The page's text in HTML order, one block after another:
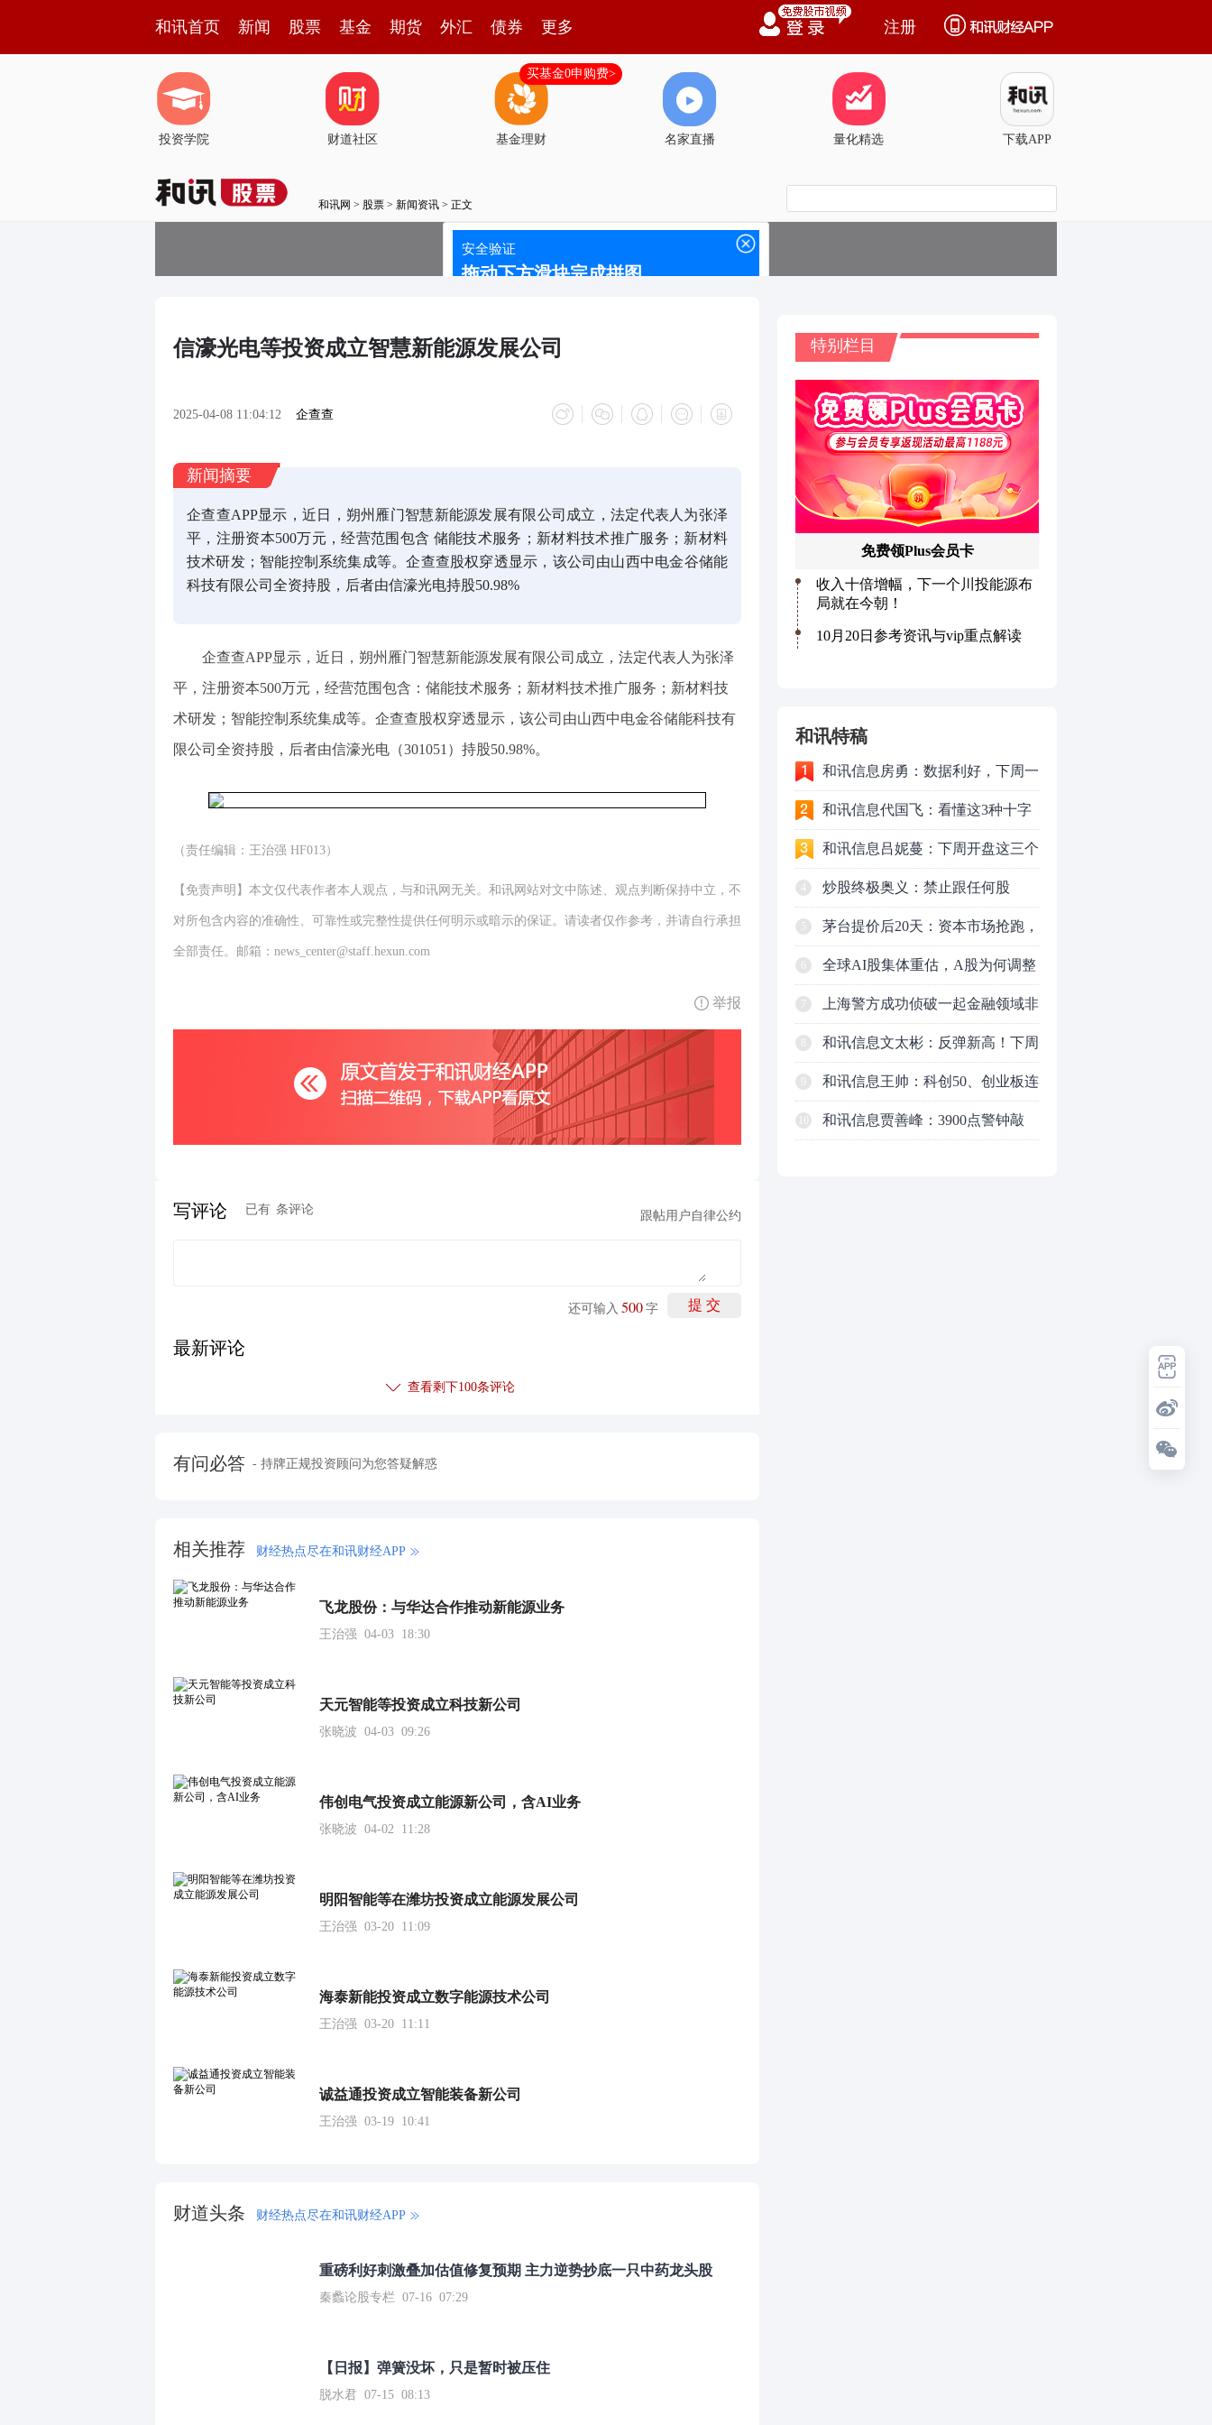
和讯首页 新闻 股票 基金 期货 外汇 债券 更多 注册
投资学院 财道社区 基金理财
买基金0申购费>
名家直播 量化精选 下载APP
和讯网 > 股票 > 新闻资讯 > 正文
信濠光电等投资成立智慧新能源发展公司
2025-04-08 11:04:12 企查查
新闻摘要
企查查APP显示，近日，朔州雁门智慧新能源发展有限公司成立，法定代表人为张泽
平，注册资本500万元，经营范围包含 储能技术服务；新材料技术推广服务；新材料
技术研发；智能控制系统集成等。企查查股权穿透显示，该公司由山西中电金谷储能
科技有限公司全资持股，后者由信濠光电持股50.98%
企查查APP显示，近日，朔州雁门智慧新能源发展有限公司成立，法定代表人为张泽
平，注册资本500万元，经营范围包含：储能技术服务；新材料技术推广服务；新材料技
术研发；智能控制系统集成等。企查查股权穿透显示，该公司由山西中电金谷储能科技有
限公司全资持股，后者由信濠光电（301051）持股50.98%。
（责任编辑：王治强 HF013）
【免责声明】本文仅代表作者本人观点，与和讯网无关。和讯网站对文中陈述、观点判断保持中立，不
对所包含内容的准确性、可靠性或完整性提供任何明示或暗示的保证。请读者仅作参考，并请自行承担
全部责任。邮箱：news_center@staff.hexun.com
举报
写评论 已有 条评论 跟帖用户自律公约
提 交
还可输入 500 字
最新评论
查看剩下100条评论
有问必答 - 持牌正规投资顾问为您答疑解惑
相关推荐 财经热点尽在和讯财经APP
飞龙股份：与华达合作推动新能源业务
王治强 04-03 18:30
天元智能等投资成立科技新公司
张晓波 04-03 09:26
伟创电气投资成立能源新公司，含AI业务
张晓波 04-02 11:28
明阳智能等在潍坊投资成立能源发展公司
王治强 03-20 11:09
海泰新能投资成立数字能源技术公司
王治强 03-20 11:11
诚益通投资成立智能装备新公司
王治强 03-19 10:41
财道头条 财经热点尽在和讯财经APP
重磅利好刺激叠加估值修复预期 主力逆势抄底一只中药龙头股
秦蠡论股专栏 07-16 07:29
【日报】弹簧没坏，只是暂时被压住
脱水君 07-15 08:13
和讯特稿
和讯信息房勇：数据利好，下周一
应对方案
和讯信息代国飞：看懂这3种十字
星k线形态
和讯信息吕妮蔓：下周开盘这三个
方向，还有仓位的朋友一定要拿稳
了
炒股终极奥义：禁止跟任何股
票“谈恋爱”
5 茅台提价后20天：资本市场抢跑，
磨底属于现实
全球AI股集体重估，A股为何调整
更深，却率先反弹？
7 上海警方成功侦破一起金融领域非
法代理维权敲诈勒索案件
和讯信息文太彬：反弹新高！下周
行情怎么走？
和讯信息王帅：科创50、创业板连
续反弹之后，重要防守线已出现
和讯信息贾善峰：3900点警钟敲